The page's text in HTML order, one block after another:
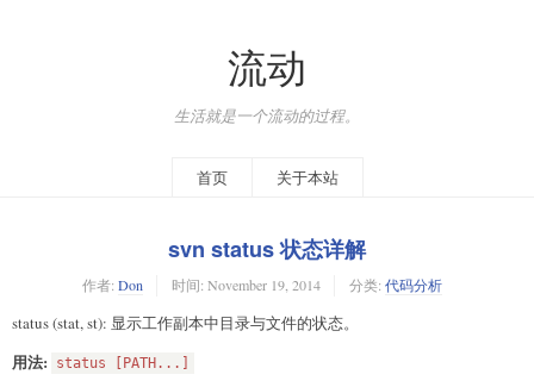
流动
生活就是一个流动的过程。
首页 关于本站
svn status 状态详解
作者: Don 时间: November 19, 2014 分类: 代码分析
status (stat, st): 显示工作副本中目录与文件的状态。
用法: status [PATH...]